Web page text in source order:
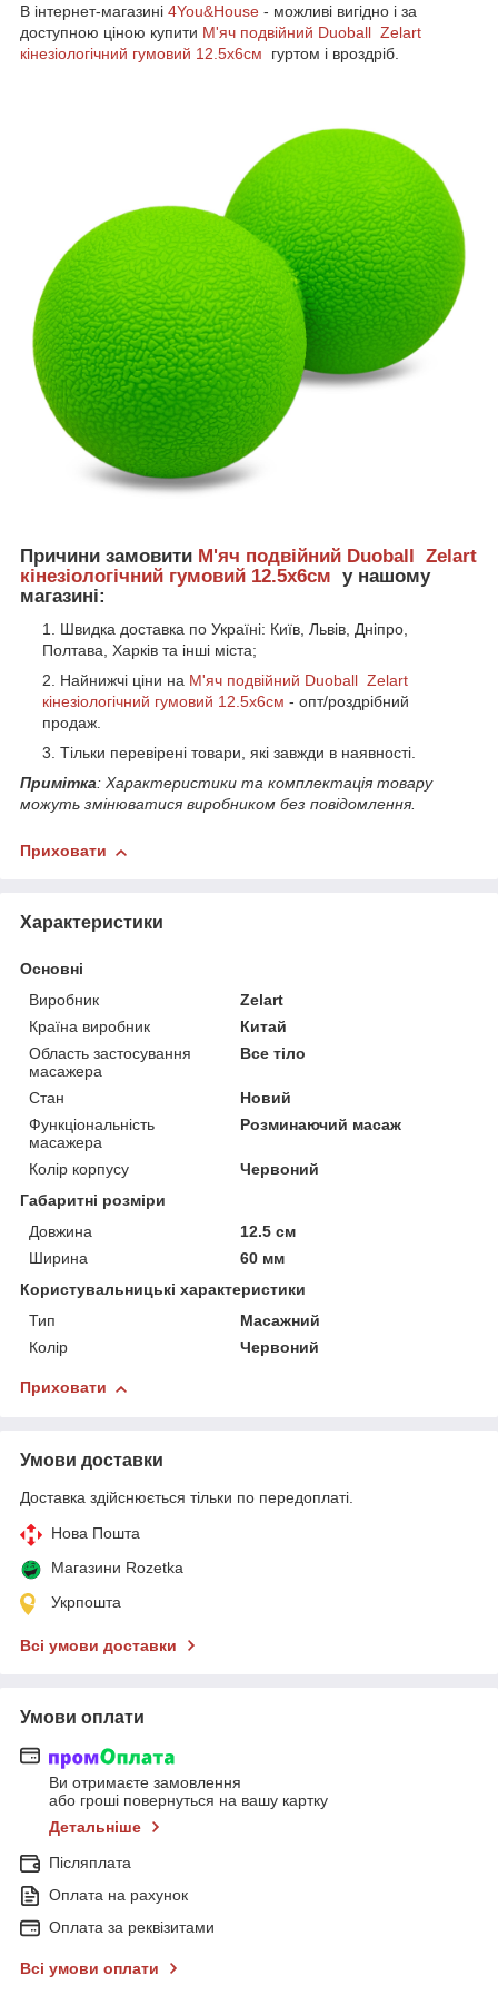
В інтернет-магазині 4You&House - можливі вигідно і за
доступною ціною купити М'яч подвійний Duoball Zelart
кінезіологічний гумовий 12.5x6см
гуртом і вроздріб.
Причини замовити М'яч подвійний Duoball Zelart
кінезіологічний гумовий 12.5x6см у нашому
магазині:
Швидка доставка по Україні: Київ, Львів, Дніпро,
Полтава, Харків та інші міста;
Найнижчі ціни на М'яч подвійний Duoball Zelart
кінезіологічний гумовий 12.5x6см - опт/роздрібний
продаж.
Тільки перевірені товари, які завжди в наявності.
Примітка: Характеристики та комплектація товару
можуть змінюватися виробником без повідомлення.
Приховати
Характеристики
Основні
Виробник
Zelart
Країна виробник
Китай
Область застосування
масажера
Все тіло
Стан
Новий
Функціональність
масажера
Розминаючий масаж
Колір корпусу
Червоний
Габаритні розміри
Довжина
12.5 см
Ширина
60 мм
Користувальницькі характеристики
Тип
Масажний
Колір
Червоний
Приховати
Умови доставки
Доставка здійснюється тільки по передоплаті.
Нова Пошта
Магазини Rozetka
Укрпошта
Всі умови доставки
Умови оплати
Ви отримаєте замовлення
або гроші повернуться на вашу картку
Детальніше
Післяплата
Оплата на рахунок
Оплата за реквізитами
Всі умови оплати